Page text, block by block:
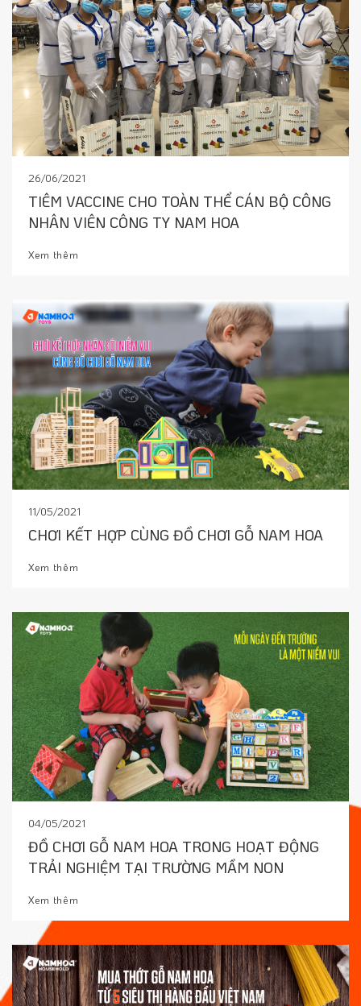
26/06/2021
TIÊM VACCINE CHO TOÀN THỂ CÁN BỘ CÔNG
NHÂN VIÊN CÔNG TY NAM HOA
Xem thêm
11/05/2021
CHƠI KẾT HỢP CÙNG ĐỒ CHƠI GỖ NAM HOA
Xem thêm
04/05/2021
ĐỒ CHƠI GỖ NAM HOA TRONG HOẠT ĐỘNG
TRẢI NGHIỆM TẠI TRƯỜNG MẦM NON
Xem thêm